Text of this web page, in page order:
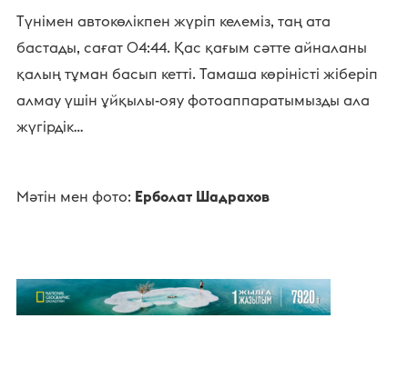
Түнімен автокөлікпен жүріп келеміз, таң ата
бастады, сағат 04:44. Қас қағым сәтте айналаны
қалың тұман басып кетті. Тамаша көріністі жіберіп
алмау үшін ұйқылы-ояу фотоаппаратымызды ала
жүгірдік…
Мәтін мен фото: Ерболат Шадрахов